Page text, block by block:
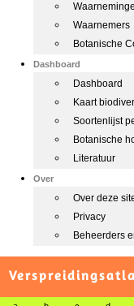
Waarnemers
Botanische
Dashboard
Dashboard
Kaart
Soortenlijst
Botanische
Literatuur
Over
Over deze
Privacy
Beheerders